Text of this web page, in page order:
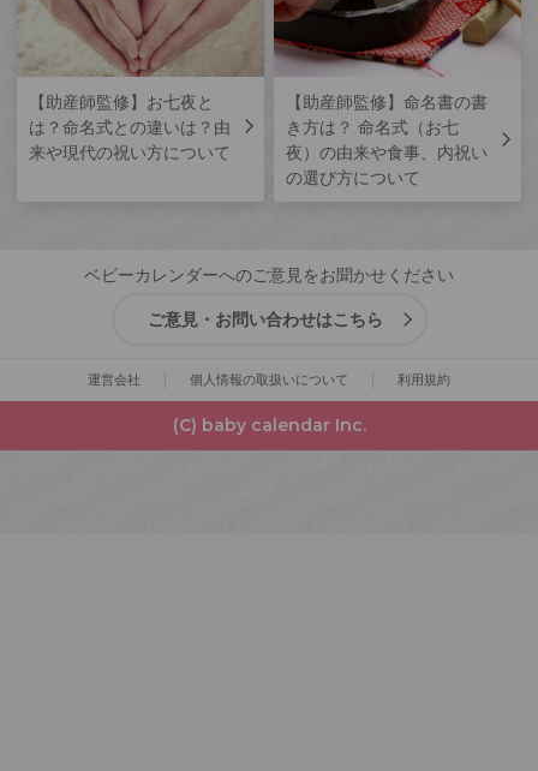
【助産師監修】お七夜と
は？命名式との違いは？由
来や現代の祝い方について
【助産師監修】命名書の書
き方は？ 命名式（お七
夜）の由来や食事、内祝い
の選び方について
ベビーカレンダーへのご意見をお聞かせください
ご意見・お問い合わせはこちら
運営会社 個人情報の取扱いについて 利用規約
(C) baby calendar Inc.